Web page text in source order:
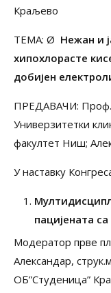
Краљево
ТЕМА: Ø Нежан и
хипохлорасте
добијен
ПРЕДАВАЧИ:
Универзитетки
факултет Ниш;
У наставку
пацијената
Модератор прве
Александар,
ОБ”Студеница”